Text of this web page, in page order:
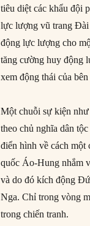
tiêu diệt các khẩu đội
lực lượng vũ trang
động lực lượng cho
tăng cường huy động
xem động thái của
Một chuỗi sự kiện
theo chủ nghĩa dân
điển hình về cách một
quốc Áo-Hung nhắm
và do đó kích động
Nga. Chỉ trong vòng
trong chiến tranh.